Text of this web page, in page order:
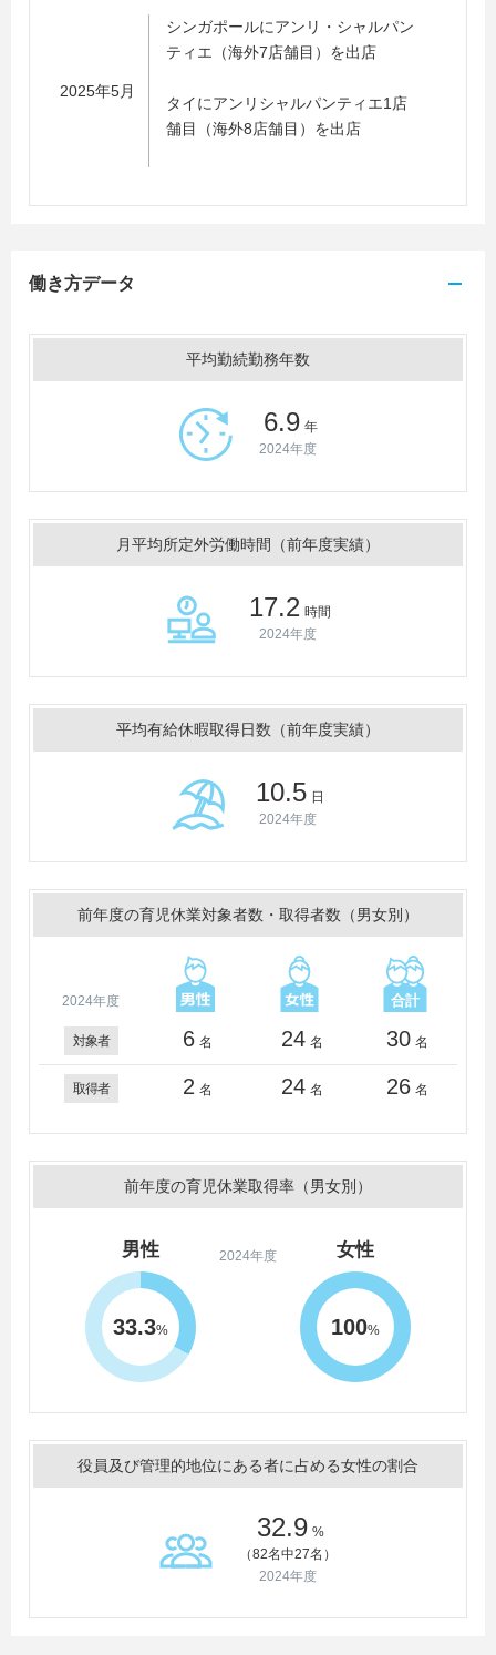
2025年5月
シンガポールにアンリ・シャルパン
ティエ（海外7店舗目）を出店
タイにアンリシャルパンティエ1店
舗目（海外8店舗目）を出店
働き方データ
平均勤続勤務年数
6.9 年
2024年度
月平均所定外労働時間（前年度実績）
17.2 時間
2024年度
平均有給休暇取得日数（前年度実績）
10.5 日
2024年度
前年度の育児休業対象者数・取得者数（男女別）
2024年度
対象者 6 名 24 名 30 名
取得者 2 名 24 名 26 名
前年度の育児休業取得率（男女別）
2024年度
男性
33.3%
女性
100%
役員及び管理的地位にある者に占める女性の割合
32.9 %
（82名中27名）
2024年度